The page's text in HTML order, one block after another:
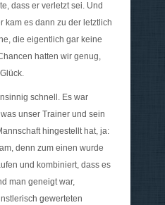
dass er verletzt sei. Und
kam es dann zu der letztlich
die eigentlich gar keine
hatten wir genug,
schnell. Es war
unser Trainer und sein
hingestellt hat, ja:
denn zum einen wurde
und kombiniert, dass es
man geneigt war,
gewerteten